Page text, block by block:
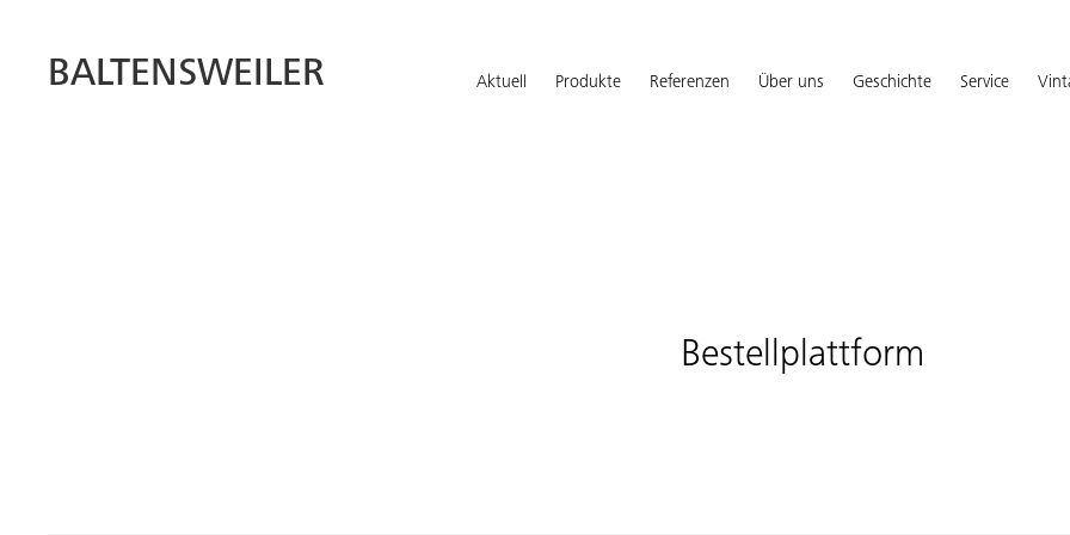
BALTENSWEILER Aktuell Produkte Referenzen Über uns Geschichte Service
Bestellplattform